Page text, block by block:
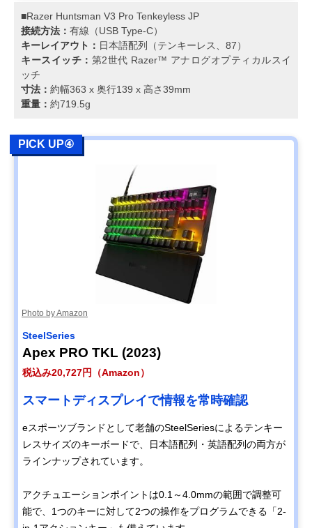
■Razer Huntsman V3 Pro Tenkeyless JP
接続方法： 有線（USB Type-C）
キーレイアウト： ⽇本語配列（テンキーレス、87）
キースイッチ： 第2世代 Razer™ アナログオプティカルスイ
ッチ
寸法： 約幅363 x 奥行139 x 高さ39mm
重量： 約719.5g
PICK UP④
Photo by Amazon
SteelSeries
Apex PRO TKL (2023)
税込み20,727円（Amazon）
スマートディスプレイで情報を常時確認
eスポーツブランドとして老舗のSteelSeriesによるテンキー
レスサイズのキーボードで、日本語配列・英語配列の両方が
ラインナップされています。
アクチュエーションポイントは0.1～4.0mmの範囲で調整可
能で、1つのキーに対して2つの操作をプログラムできる「2-